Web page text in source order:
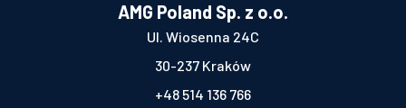
AMG Poland Sp. z o.o.
Ul. Wiosenna 24C
30-237 Kraków
+48 514 136 766